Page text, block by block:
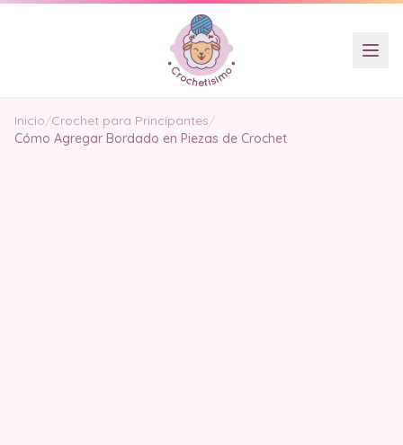
Inicio/Crochet para Principantes/
Cómo Agregar Bordado en Piezas de Crochet